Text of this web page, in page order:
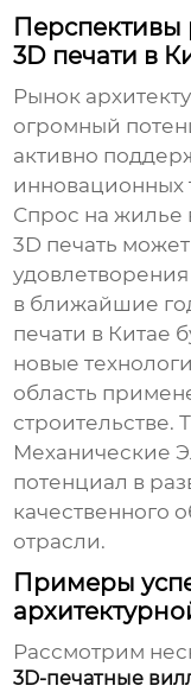
Перспективы
3D печати в
Рынок
огромный
активно
инновационных
Спрос на жилье
3D печать
в ближайшие
печати в Китае
новые
область
Механические
потенциал в
качественного
отрасли.
Примеры
Рассмотрим
3D-печатные